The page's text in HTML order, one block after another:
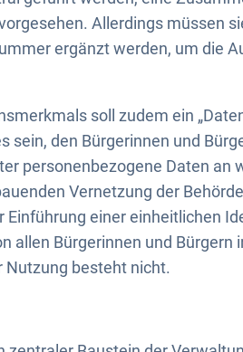
Allerdings müssen
ergänzt werden, um die
soll zudem ein
sein, den Bürgerinnen und
personenbezogene Daten an
Vernetzung der
einer einheitlichen
allen Bürgerinnen und Bürgern
Nutzung besteht nicht.